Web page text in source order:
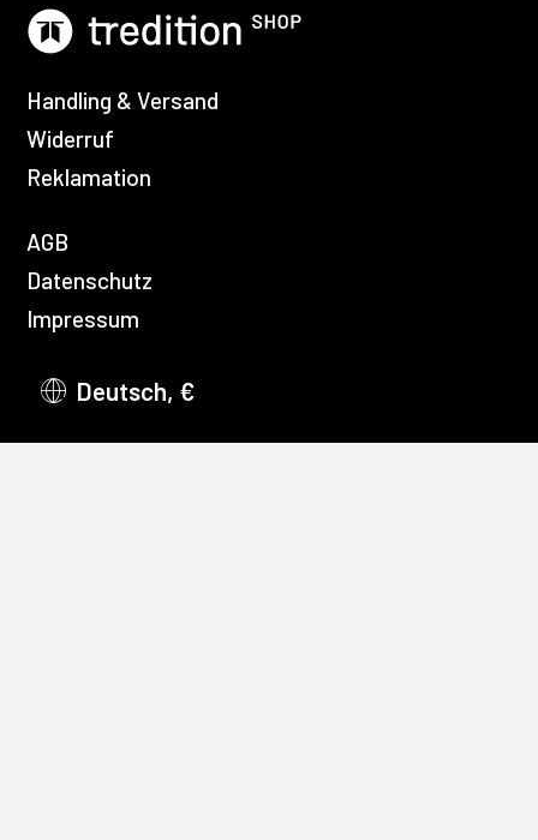
Handling & Versand
Widerruf
Reklamation
AGB
Datenschutz
Impressum
Deutsch, €